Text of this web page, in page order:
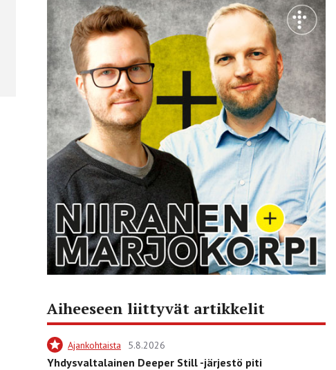
Aiheeseen liittyvät artikkelit
Ajankohtaista 5.8.2026
Yhdysvaltalainen Deeper Still -järjestö piti